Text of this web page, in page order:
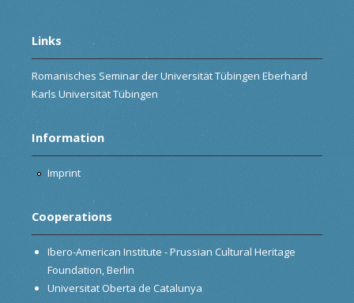
Links
Romanisches Seminar der Universität Tübingen Eberhard
Karls Universität Tübingen
Information
Imprint
Cooperations
Ibero-American Institute - Prussian Cultural Heritage
Foundation, Berlin
Universitat Oberta de Catalunya